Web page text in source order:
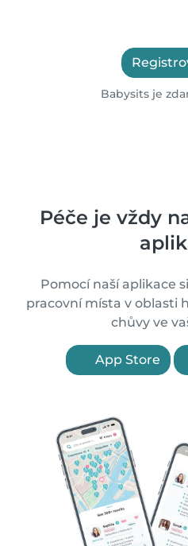
Babysits je
Péče je vždy
Pomocí naší aplikace
pracovní místa v oblasti
chůvy ve
App Store